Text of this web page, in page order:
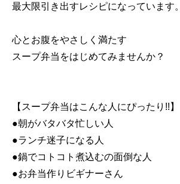
最大限引き出すレシピになっています。
心とお腹をやさしく満たす
スープ弁当をはじめてみませんか？
【スープ弁当はこんな人にぴったり!!】
●朝がバタバタ忙しい人
●ランチ迷子になる人
●鍋でコトコト煮込むの面倒な人
●お弁当作りビギナーさん